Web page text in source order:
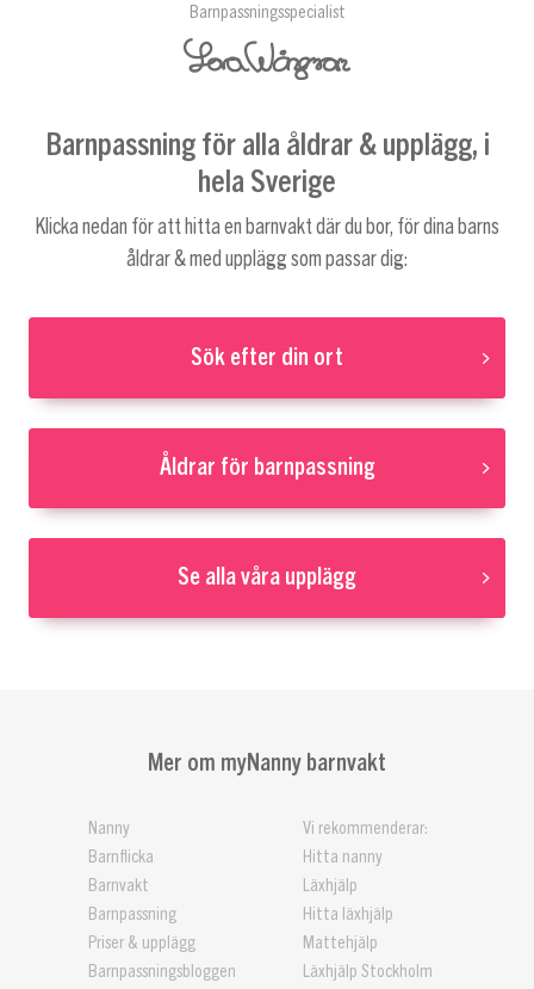
Barnpassningsspecialist
Barnpassning för alla åldrar & upplägg, i
hela Sverige
Klicka nedan för att hitta en barnvakt där du bor, för dina barns
åldrar & med upplägg som passar dig:
Sök efter din ort
Åldrar för barnpassning
Se alla våra upplägg
Mer om myNanny barnvakt
Nanny
Barnflicka
Barnvakt
Barnpassning
Priser & upplägg
Barnpassningsbloggen
Vi rekommenderar:
Hitta nanny
Läxhjälp
Hitta läxhjälp
Mattehjälp
Läxhjälp Stockholm